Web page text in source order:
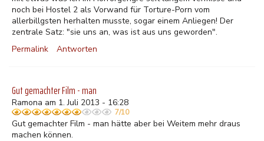
noch bei Hostel 2 als Vorwand für Torture-Porn vom
allerbillgsten herhalten musste, sogar einem Anliegen! Der
zentrale Satz: "sie uns an, was ist aus uns geworden".
Permalink
Antworten
Gut gemachter Film - man
Ramona am 1. Juli 2013 - 16:28
7/10
Gut gemachter Film - man hätte aber bei Weitem mehr draus
machen können.